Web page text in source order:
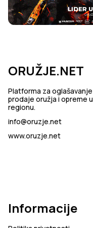
ORUŽJE.NET
Platforma za oglašavanje
prodaje oružja i opreme u
regionu.
info@oruzje.net
www.oruzje.net
Informacije